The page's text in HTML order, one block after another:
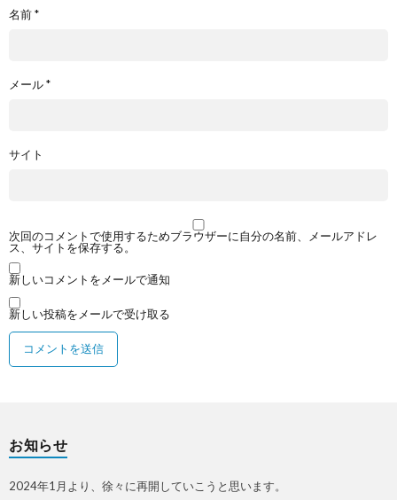
名前*
メール*
サイト
次回のコメントで使用するためブラウザーに自分の名前、メールアドレ
ス、サイトを保存する。
新しいコメントをメールで通知
新しい投稿をメールで受け取る
お知らせ
2024年1月より、徐々に再開していこうと思います。